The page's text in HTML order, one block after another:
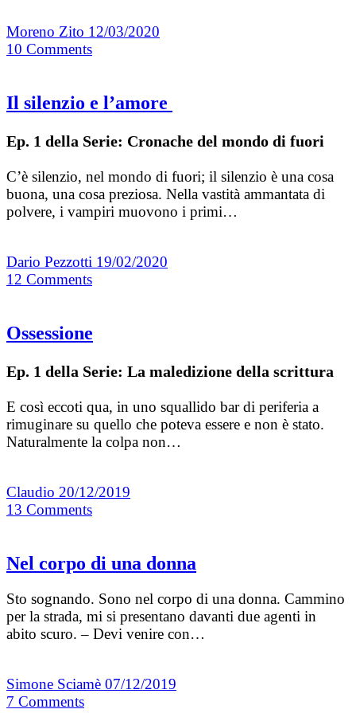
Moreno Zito 12/03/2020
10 Comments
Il silenzio e l’amore
Ep. 1 della Serie: Cronache del mondo di fuori
C’è silenzio, nel mondo di fuori; il silenzio è una cosa
buona, una cosa preziosa. Nella vastità ammantata di
polvere, i vampiri muovono i primi…
Dario Pezzotti 19/02/2020
12 Comments
Ossessione
Ep. 1 della Serie: La maledizione della scrittura
E così eccoti qua, in uno squallido bar di periferia a
rimuginare su quello che poteva essere e non è stato.
Naturalmente la colpa non…
Claudio 20/12/2019
13 Comments
Nel corpo di una donna
Sto sognando. Sono nel corpo di una donna. Cammino
per la strada, mi si presentano davanti due agenti in
abito scuro. – Devi venire con…
Simone Sciamè 07/12/2019
7 Comments